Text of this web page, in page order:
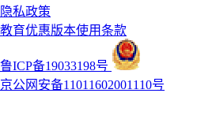
隐私政策
教育优惠版本使用条款
鲁ICP备19033198号
京公网安备11011602001110号